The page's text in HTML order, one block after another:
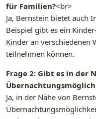
für Familien?<br>
Ja, Bernstein bietet auch
Beispiel gibt es ein
Kinder an verschiedenen
teilnehmen können.
Frage 2: Gibt es in der
Ja, in der Nähe von